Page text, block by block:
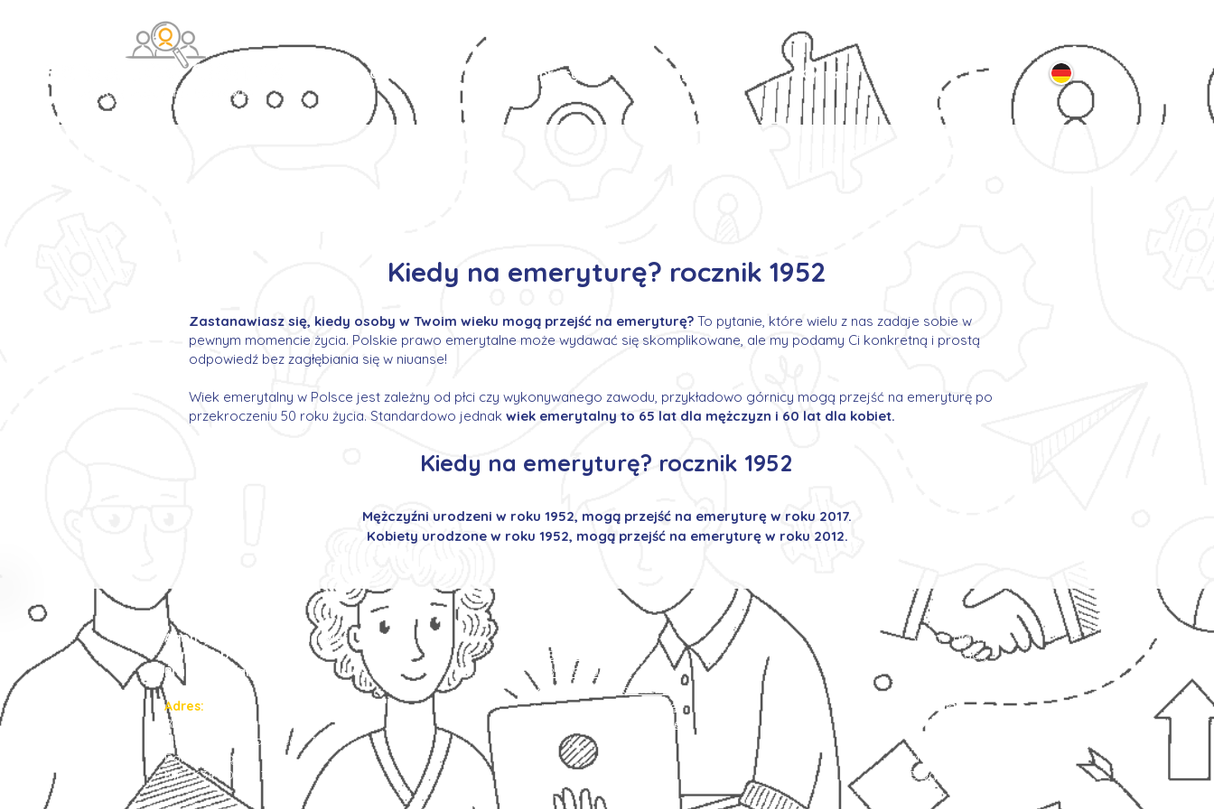
O nas Oferty pracy Dla kandydata ▼ Kontakt
Kiedy na emeryturę? rocznik 1952
Zastanawiasz się, kiedy osoby w Twoim wieku mogą przejść na emeryturę? To pytanie, które wielu z nas zadaje sobie w
pewnym momencie życia. Polskie prawo emerytalne może wydawać się skomplikowane, ale my podamy Ci konkretną i prostą
odpowiedź bez zagłębiania się w niuanse!
Wiek emerytalny w Polsce jest zależny od płci czy wykonywanego zawodu, przykładowo górnicy mogą przejść na emeryturę po
przekroczeniu 50 roku życia. Standardowo jednak wiek emerytalny to 65 lat dla mężczyzn i 60 lat dla kobiet.
Kiedy na emeryturę? rocznik 1952
Mężczyźni urodzeni w roku 1952, mogą przejść na emeryturę w roku 2017.
Kobiety urodzone w roku 1952, mogą przejść na emeryturę w roku 2012.
Agencja Pracy Tymczasowej
Prima Job Center
Praca za granicą
Adres:
Ruda Śląska 41-709
ulica Piotra Niedurnego 75/7
Polska / śląskie
NIP : 634 3003 834
+48 787 084 094
+48 539 305 780
www.primajobcenter.eu
www.primajobcenter.de
info[at]primajobcenter.eu
Strona główna
Oferty pracy
Kontakt
Polityka prywatności
Mapa strony
Blog